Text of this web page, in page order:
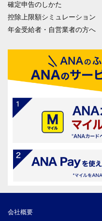
確定申告のしかた
控除上限額シミュレーション
年金受給者・自営業者の方へ
会社概要